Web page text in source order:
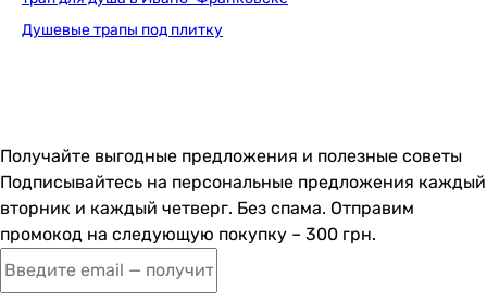
Душевые трапы под плитку
Получайте выгодные предложения и полезные советы
Подписывайтесь на персональные предложения каждый
вторник и каждый четверг. Без спама. Отправим
промокод на следующую покупку – 300 грн.